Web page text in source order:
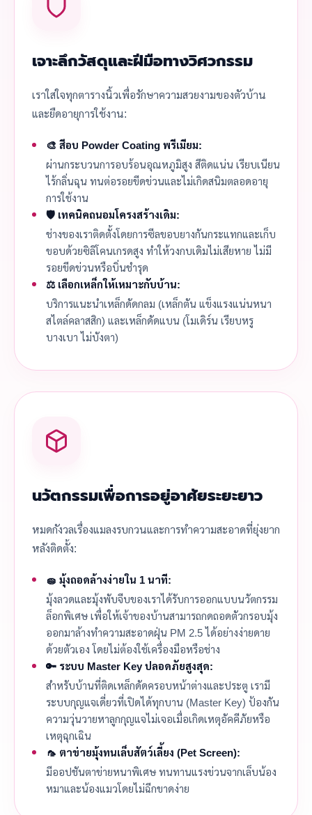
เจาะลึกวัสดุและฝีมือทางวิศวกรรม
เราใส่ใจทุกตารางนิ้วเพื่อรักษาความสวยงามของตัวบ้าน
และยืดอายุการใช้งาน:
🎨 สีอบ Powder Coating พรีเมียม:
ผ่านกระบวนการอบร้อนอุณหภูมิสูง สีติดแน่น เรียบเนียน
ไร้กลิ่นฉุน ทนต่อรอยขีดข่วนและไม่เกิดสนิมตลอดอายุ
การใช้งาน
🛡️ เทคนิคถนอมโครงสร้างเดิม:
ช่างของเราติดตั้งโดยการซีลขอบยางกันกระแทกและเก็บ
ขอบด้วยซิลิโคนเกรดสูง ทำให้วงกบเดิมไม่เสียหาย ไม่มี
รอยขีดข่วนหรือบิ่นชำรุด
⚖️ เลือกเหล็กให้เหมาะกับบ้าน:
บริการแนะนำเหล็กดัดกลม (เหล็กตัน แข็งแรงแน่นหนา
สไตล์คลาสสิก) และเหล็กดัดแบน (โมเดิร์น เรียบหรู
บางเบา ไม่บังตา)
นวัตกรรมเพื่อการอยู่อาศัยระยะยาว
หมดกังวลเรื่องแมลงรบกวนและการทำความสะอาดที่ยุ่งยาก
หลังติดตั้ง:
🧽 มุ้งถอดล้างง่ายใน 1 นาที:
มุ้งลวดและมุ้งพับจีบของเราได้รับการออกแบบนวัตกรรม
ล็อกพิเศษ เพื่อให้เจ้าของบ้านสามารถกดถอดตัวกรอบมุ้ง
ออกมาล้างทำความสะอาดฝุ่น PM 2.5 ได้อย่างง่ายดาย
ด้วยตัวเอง โดยไม่ต้องใช้เครื่องมือหรือช่าง
🔑 ระบบ Master Key ปลอดภัยสูงสุด:
สำหรับบ้านที่ติดเหล็กดัดครอบหน้าต่างและประตู เรามี
ระบบกุญแจเดี่ยวที่เปิดได้ทุกบาน (Master Key) ป้องกัน
ความวุ่นวายหาลูกกุญแจไม่เจอเมื่อเกิดเหตุอัคคีภัยหรือ
เหตุฉุกเฉิน
🦟 ตาข่ายมุ้งทนเล็บสัตว์เลี้ยง (Pet Screen):
มีออปชันตาข่ายหนาพิเศษ ทนทานแรงข่วนจากเล็บน้อง
หมาและน้องแมวโดยไม่ฉีกขาดง่าย